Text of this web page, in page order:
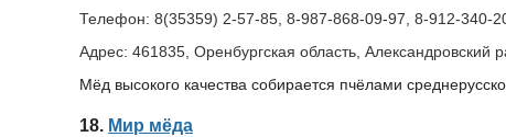
Телефон: 8(35359) 2-57-85, 8-987-868-09-97, 8-912-340-
Адрес: 461835, Оренбургская область, Александровский
Мёд высокого качества собирается пчёлами
18. Мир мёда